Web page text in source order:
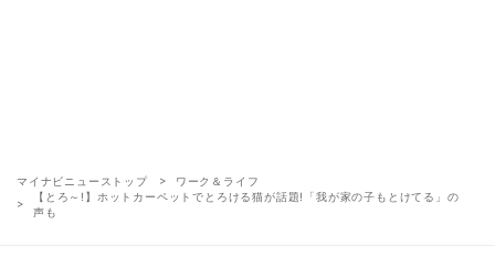
マイナビニューストップ
ワーク＆ライフ
【とろ～!】ホットカーペットでとろける猫が話題!「我が家の子もとけてる」の
声も